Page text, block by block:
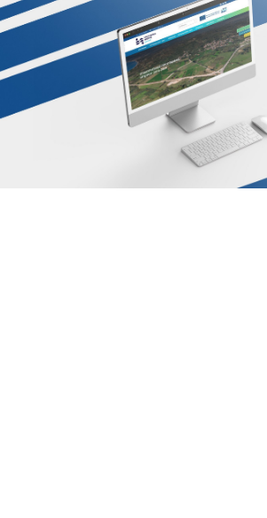
04 υπηρεσίες
Αρχ. Μακαρίου 14, 45221, Ιωάννινα
τ: +30 26510 24308 |e: info@wapp.gr